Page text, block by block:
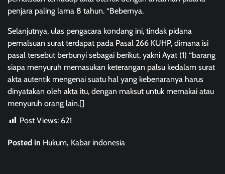
penjara paling lama 8 tahun. “Bebernya.
Selanjutnya, ulas pengacara kondang ini, tindak pidana
pemalsuan surat terdapat pada Pasal 266 KUHP, dimana isi
pasal tersebut berbunyi sebagai berikut, yakni Ayat (1) “barang
siapa menyuruh memasukan keterangan palsu kedalam surat
akta autentik mengenai suatu hal yang kebenaranya harus
dinyatakan oleh akta itu, dengan maksut untuk memakai atau
menyuruh orang lain.[]
Post Views: 621
Posted in Hukum, Kabar indonesia